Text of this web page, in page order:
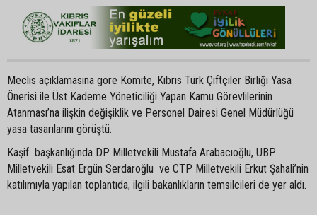
Meclis açıklamasına gore Komite, Kıbrıs Türk Çiftçiler Birliği Yasa
Önerisi ile Üst Kademe Yöneticiliği Yapan Kamu Görevlilerinin
Atanması’na ilişkin değişiklik ve Personel Dairesi Genel Müdürlüğü
yasa tasarılarını görüştü.
Kaşif başkanlığında DP Milletvekili Mustafa Arabacıoğlu, UBP
Milletvekili Esat Ergün Serdaroğlu ve CTP Milletvekili Erkut Şahali’nin
katılımıyla yapılan toplantıda, ilgili bakanlıkların temsilcileri de yer aldı.